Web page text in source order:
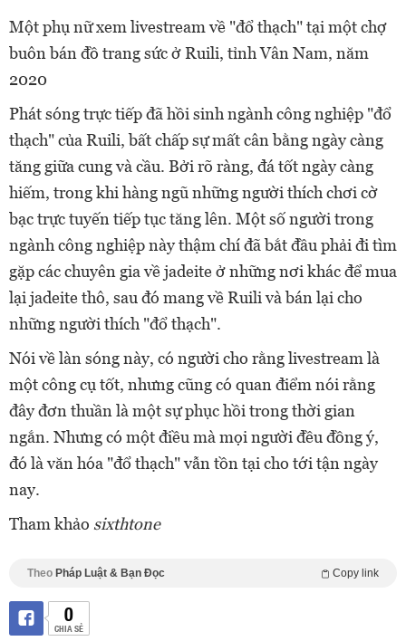
Một phụ nữ xem livestream về "đổ thạch" tại một chợ
buôn bán đồ trang sức ở Ruili, tỉnh Vân Nam, năm
2020
Phát sóng trực tiếp đã hồi sinh ngành công nghiệp "đổ
thạch" của Ruili, bất chấp sự mất cân bằng ngày càng
tăng giữa cung và cầu. Bởi rõ ràng, đá tốt ngày càng
hiếm, trong khi hàng ngũ những người thích chơi cờ
bạc trực tuyến tiếp tục tăng lên. Một số người trong
ngành công nghiệp này thậm chí đã bắt đầu phải đi tìm
gặp các chuyên gia về jadeite ở những nơi khác để mua
lại jadeite thô, sau đó mang về Ruili và bán lại cho
những người thích "đổ thạch".
Nói về làn sóng này, có người cho rằng livestream là
một công cụ tốt, nhưng cũng có quan điểm nói rằng
đây đơn thuần là một sự phục hồi trong thời gian
ngắn. Nhưng có một điều mà mọi người đều đồng ý,
đó là văn hóa "đổ thạch" vẫn tồn tại cho tới tận ngày
nay.
Tham khảo sixthtone
Theo Pháp Luật & Bạn Đọc Copy link
0
CHIA SẺ